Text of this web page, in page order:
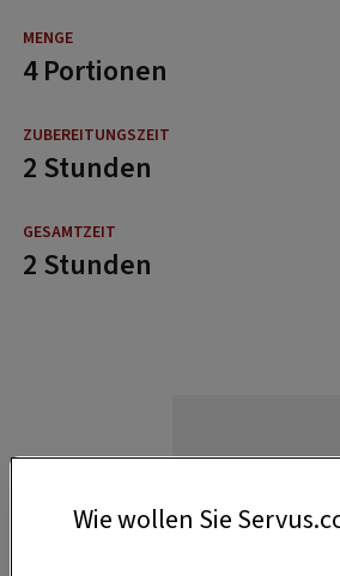
4 Portionen
2 Stunden
2 Stunden
Wie wollen Sie